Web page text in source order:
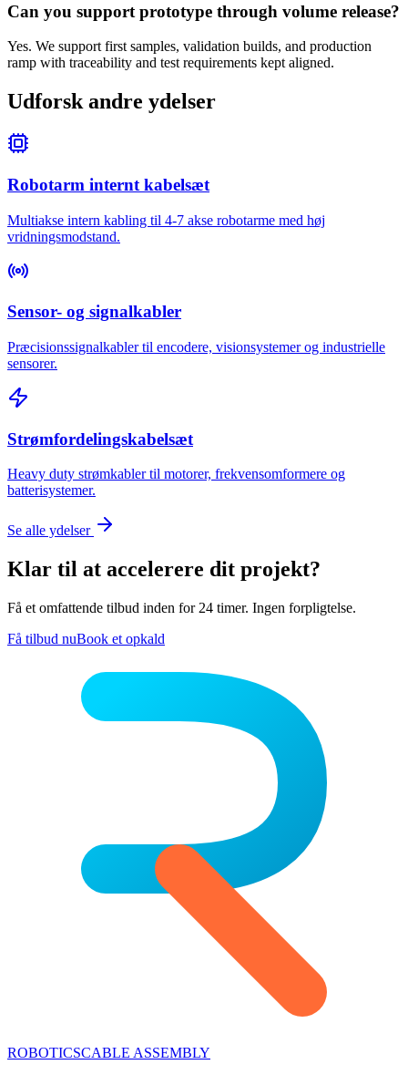
Can you support prototype through volume release?
Yes. We support first samples, validation builds, and production
ramp with traceability and test requirements kept aligned.
Udforsk andre ydelser
Robotarm internt kabelsæt
Multiakse intern kabling til 4-7 akse robotarme med høj
vridningsmodstand.
Sensor- og signalkabler
Præcisionssignalkabler til encodere, visionsystemer og industrielle
sensorer.
Strømfordelingskabelsæt
Heavy duty strømkabler til motorer, frekvensomformere og
batterisystemer.
Se alle ydelser
Klar til at accelerere dit projekt?
Få et omfattende tilbud inden for 24 timer. Ingen forpligtelse.
Få tilbud nuBook et opkald
ROBOTICSCABLE ASSEMBLY